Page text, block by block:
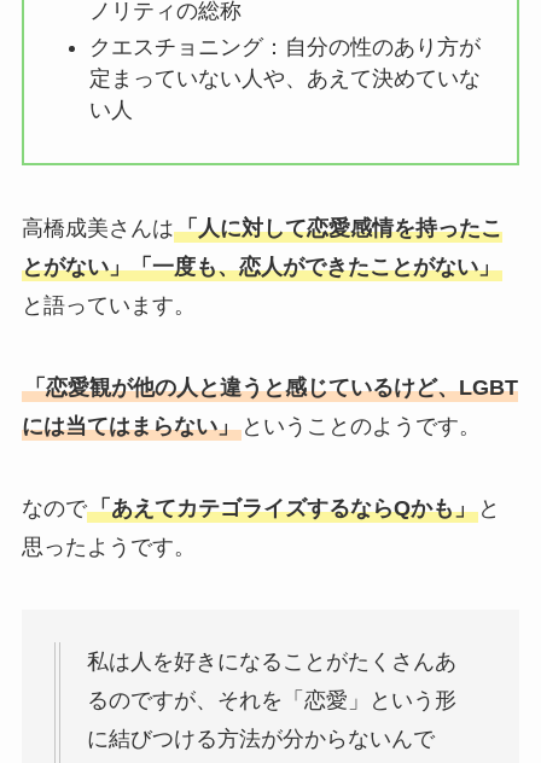
ノリティの総称
クエスチョニング：自分の性のあり方が
定まっていない人や、あえて決めていな
い人
高橋成美さんは「人に対して恋愛感情を持ったこ
とがない」「一度も、恋人ができたことがない」
と語っています。
「恋愛観が他の人と違うと感じているけど、LGBT
には当てはまらない」ということのようです。
なので「あえてカテゴライズするならQかも」と
思ったようです。
私は人を好きになることがたくさんあ
るのですが、それを「恋愛」という形
に結びつける方法が分からないんで